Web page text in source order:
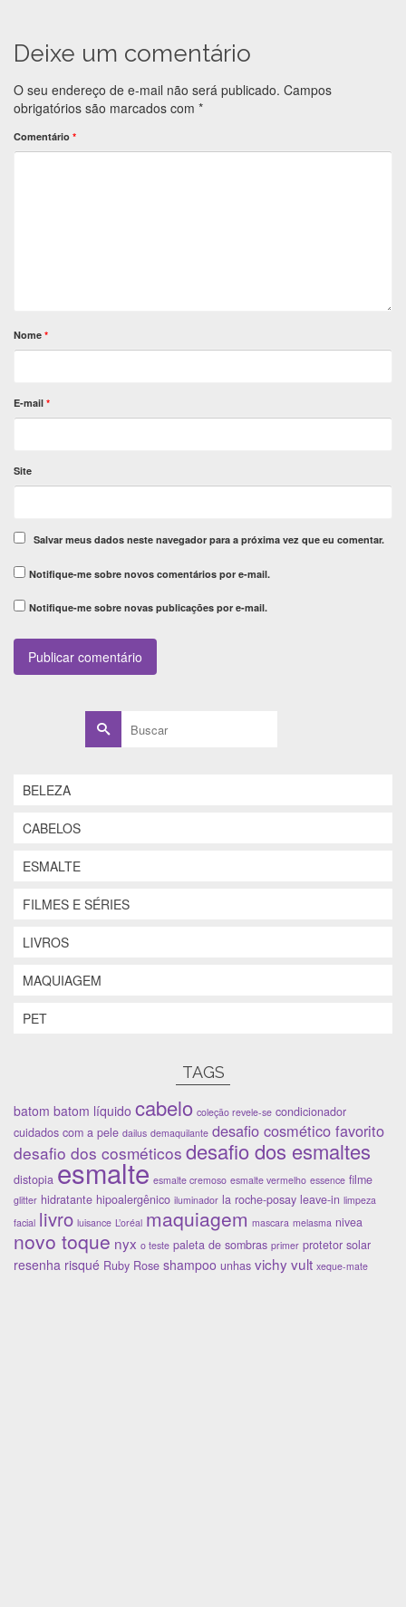
Deixe um comentário
O seu endereço de e-mail não será publicado. Campos
obrigatórios são marcados com *
Comentário *
Nome *
E-mail *
Site
Salvar meus dados neste navegador para a próxima vez que eu comentar.
Notifique-me sobre novos comentários por e-mail.
Notifique-me sobre novas publicações por e-mail.
Buscar
por:
BELEZA
CABELOS
ESMALTE
FILMES E SÉRIES
LIVROS
MAQUIAGEM
PET
TAGS
batom batom líquido cabelo coleção revele-se condicionador
cuidados com a pele dailus demaquilante desafio cosmético favorito
desafio dos cosméticos desafio dos esmaltes
distopia esmalte esmalte cremoso esmalte vermelho essence filme
glitter hidratante hipoalergênico iluminador la roche-posay leave-in limpeza
facial livro luisance L’oréal maquiagem mascara melasma nivea
novo toque nyx o teste paleta de sombras primer protetor solar
resenha risqué Ruby Rose shampoo unhas vichyvult xeque-mate